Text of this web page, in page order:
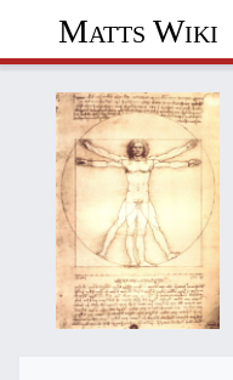
Matts Wiki